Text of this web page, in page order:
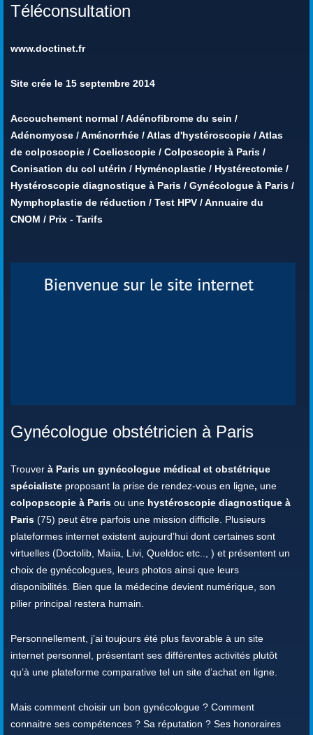
Téléconsultation
www.doctinet.fr
Site crée le 15 septembre 2014
Accouchement normal /Adénofibrome du sein /
Adénomyose /Aménorrhée /Atlas d'hystéroscopie /Atlas
de colposcopie / Coelioscopie / Colposcopie à Paris /
Conisation du col utérin / Hyménoplastie / Hystérectomie /
Hystéroscopie diagnostique à Paris / Gynécologue à Paris /
Nymphoplastie de réduction / Test HPV /Annuaire du
CNOM / Prix - Tarifs
Gynécologue obstétricien à Paris
Trouver à Paris un gynécologue médical et obstétrique
spécialiste proposant la prise de rendez-vous en ligne, une
colpopscopie à Paris ou une hystéroscopie diagnostique à
Paris (75) peut être parfois une mission difficile. Plusieurs
plateformes internet existent aujourd’hui dont certaines sont
virtuelles (Doctolib, Maiia, Livi, Queldoc etc.., ) et présentent un
choix de gynécologues, leurs photos ainsi que leurs
disponibilités. Bien que la médecine devient numérique, son
pilier principal restera humain.
Personnellement, j’ai toujours été plus favorable à un site
internet personnel, présentant ses différentes activités plutôt
qu’à une plateforme comparative tel un site d’achat en ligne.
Mais comment choisir un bon gynécologue ? Comment
connaitre ses compétences ? Sa réputation ? Ses honoraires